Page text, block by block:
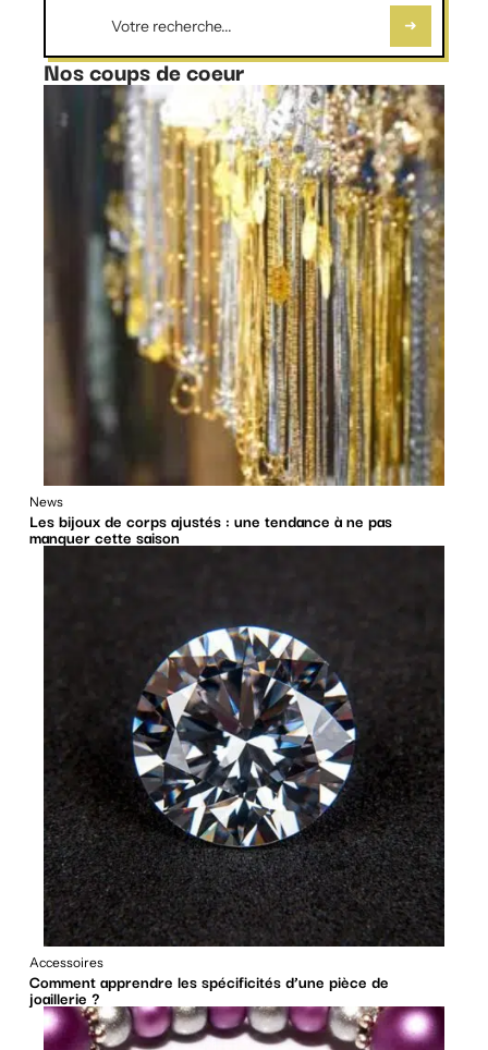
Nos coups de coeur
News
Les bijoux de corps ajustés : une tendance à ne pas
manquer cette saison
Accessoires
Comment apprendre les spécificités d’une pièce de
joaillerie ?